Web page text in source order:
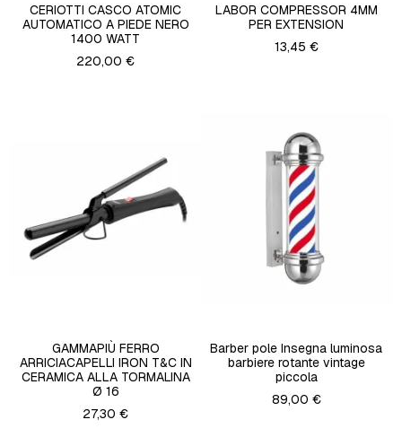
CERIOTTI CASCO ATOMIC
AUTOMATICO A PIEDE NERO
1400 WATT
220,00 €
LABOR COMPRESSOR 4MM
PER EXTENSION
13,45 €
GAMMAPIÙ FERRO
ARRICIACAPELLI IRON T&C IN
CERAMICA ALLA TORMALINA
Ø 16
27,30 €
Barber pole Insegna luminosa
barbiere rotante vintage
piccola
89,00 €